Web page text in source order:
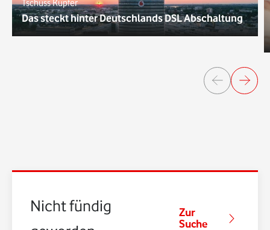
Tschüss Kupfer
Das steckt hinter Deutschlands DSL Abschaltung
Nicht fündig
Zur
Suche